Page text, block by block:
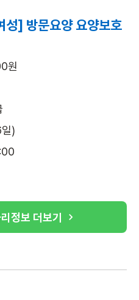
] 방문요양 요양보호
원
)
정보 더보기